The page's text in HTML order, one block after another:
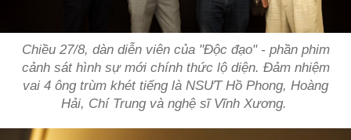
Chiều 27/8, dàn diễn viên của "Độc đạo" - phần phim
cảnh sát hình sự mới chính thức lộ diện. Đảm nhiệm
vai 4 ông trùm khét tiếng là NSƯT Hồ Phong, Hoàng
Hải, Chí Trung và nghệ sĩ Vĩnh Xương.